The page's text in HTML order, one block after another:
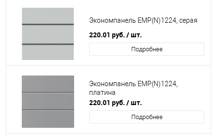
Экономпанель EMP(N)1224, серая
220.01 руб. / шт.
Подробнее
Экономпанель EMP(N)1224,
платина
220.01 руб. / шт.
Подробнее